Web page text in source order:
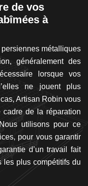
de vos
à
métalliques
généralement des
lorsque vos
ne jouent plus
Artisan Robin vous
de la réparation
utilisons pour ce
pour vous garantir
d’un travail fait
les plus compétitifs du